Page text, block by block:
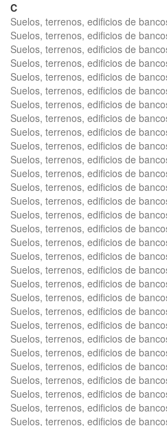
C
Suelos, terrenos, edificios de
Suelos, terrenos, edificios de
Suelos, terrenos, edificios de
Suelos, terrenos, edificios de
Suelos, terrenos, edificios de
Suelos, terrenos, edificios de
Suelos, terrenos, edificios de
Suelos, terrenos, edificios de
Suelos, terrenos, edificios de
Suelos, terrenos, edificios de
Suelos, terrenos, edificios de
Suelos, terrenos, edificios de
Suelos, terrenos, edificios de
Suelos, terrenos, edificios de
Suelos, terrenos, edificios de
Suelos, terrenos, edificios de
Suelos, terrenos, edificios de
Suelos, terrenos, edificios de
Suelos, terrenos, edificios de
Suelos, terrenos, edificios de
Suelos, terrenos, edificios de
Suelos, terrenos, edificios de
Suelos, terrenos, edificios de
Suelos, terrenos, edificios de
Suelos, terrenos, edificios de
Suelos, terrenos, edificios de
Suelos, terrenos, edificios de
Suelos, terrenos, edificios de
Suelos, terrenos, edificios de
Suelos, terrenos, edificios de